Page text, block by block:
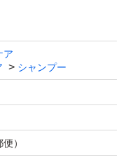
ア
シャンプー
）